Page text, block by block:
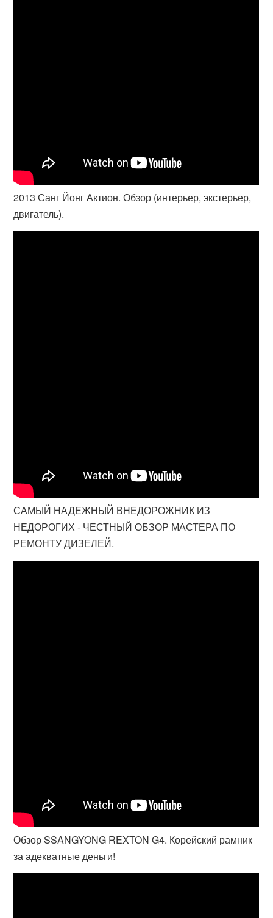
2013 Санг Йонг Актион. Обзор (интерьер, экстерьер,
двигатель).
САМЫЙ НАДЕЖНЫЙ ВНЕДОРОЖНИК ИЗ
НЕДОРОГИХ - ЧЕСТНЫЙ ОБЗОР МАСТЕРА ПО
РЕМОНТУ ДИЗЕЛЕЙ.
Обзор SSANGYONG REXTON G4. Корейский рамник
за адекватные деньги!